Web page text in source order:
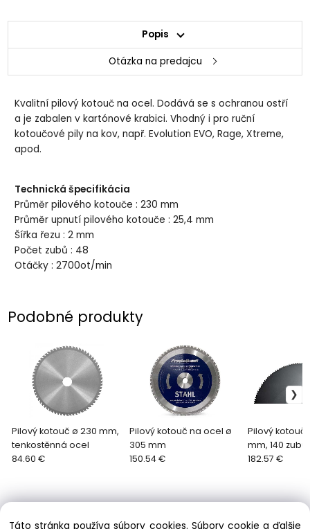
Popis
Otázka na predajcu
Kvalitní pilový kotouč na ocel. Dodává se s ochranou ostří
a je zabalen v kartónové krabici. Vhodný i pro ruční
kotoučové pily na kov, např. Evolution EVO, Rage, Xtreme,
apod.
Technická špecifikácia
Průměr pilového kotouče : 230 mm
Průměr upnutí pilového kotouče : 25,4 mm
Šířka řezu : 2 mm
Počet zubů : 48
Otáčky : 2700ot/min
Podobné produkty
Pilový kotouč ø 230 mm,
tenkostěnná ocel
84.60 €
Pilový kotouč na ocel ø
305 mm
150.54 €
Pilový kotouč
mm, 140 zubů
182.57 €
Táto stránka používa súbory cookies. Súbory cookie a ďalšie